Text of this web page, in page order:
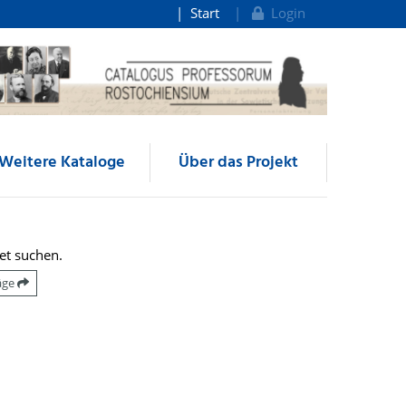
Start Login
Kataloge Über das Projekt
suchen.